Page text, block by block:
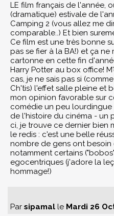
LE film français de l'année,
(dramatique) estivale de
Camping 2 (vous allez me
comparable..) Et bien
Ce film est une très bonne
pas se fier à la BA!) et ça
cartonne en cette fin
Harry Potter au box office!
cas, je ne sais pas si
Ch'tis) l'effet salle pleine et
mon opinion favorable sur
comédie un peu
de l'histoire du cinéma - un
ci, je trouve ce dernier bien
le redis : c'est une belle
nombre de gens ont besoin
notamment certains
egocentriques (j'adore la
hommage!)
Par sipamal le Mardi 26